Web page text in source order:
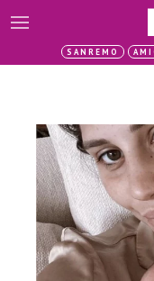
SANREMO